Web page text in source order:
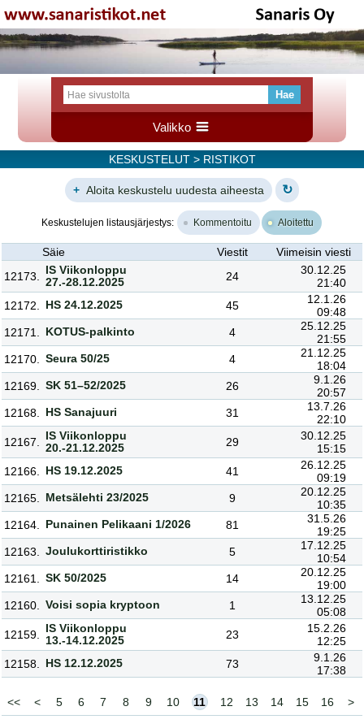
Valikko
KESKUSTELUT> RISTIKOT
+ Aloita keskustelu uudesta aiheesta ↻
Keskustelujen listausjärjestys: Kommentoitu Aloitettu
Säie Viestit
Viimeisin viesti
12173.
IS Viikonloppu
27.-28.12.2025
24
30.12.25
21:40
12172.
HS 24.12.2025 45
12.1.26
09:48
12171.
KOTUS-palkinto 4
25.12.25
21:55
12170.
Seura 50/25 4
21.12.25
18:04
12169.
SK 51–52/2025 26
9.1.26
20:57
12168.
HS Sanajuuri 31
13.7.26
22:10
12167.
IS Viikonloppu
20.-21.12.2025
29
30.12.25
15:15
12166.
HS 19.12.2025 41
26.12.25
09:19
12165.
Metsälehti 23/2025 9
20.12.25
10:35
12164.
Punainen Pelikaani 1/2026 81
31.5.26
19:25
12163.
Joulukorttiristikko 5
17.12.25
10:54
12161.
SK 50/2025 14
20.12.25
19:00
12160.
Voisi sopia kryptoon 1
13.12.25
05:08
12159.
IS Viikonloppu
13.-14.12.2025
23
15.2.26
12:25
12158.
HS 12.12.2025 73
9.1.26
17:38
<< < 5 6 7 8 9 10 11 12 13 14 15 16 >